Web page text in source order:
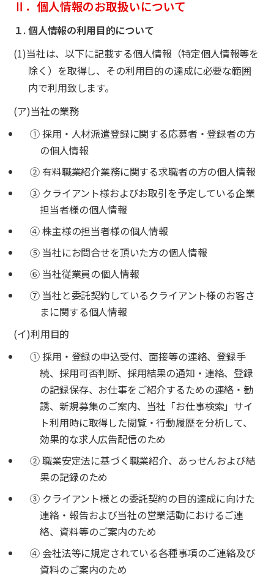
Ⅱ．個人情報のお取扱いについて
１. 個人情報の利用目的について
(1)当社は、以下に記載する個人情報（特定個人情報等を
除く）を取得し、その利用目的の達成に必要な範囲
内で利用致します。
(ア)当社の業務
① 採用・人材派遣登録に関する応募者・登録者の方
の個人情報
② 有料職業紹介業務に関する求職者の方の個人情報
③ クライアント様およびお取引を予定している企業
担当者様の個人情報
④ 株主様の担当者様の個人情報
⑤ 当社にお問合せを頂いた方の個人情報
⑥ 当社従業員の個人情報
⑦ 当社と委託契約しているクライアント様のお客さ
まに関する個人情報
(イ)利用目的
① 採用・登録の申込受付、面接等の連絡、登録手
続、採用可否判断、採用結果の通知・連絡、登録
の記録保存、お仕事をご紹介するための連絡・勧
誘、新規募集のご案内、当社「お仕事検索」サイ
ト利用時に取得した閲覧・行動履歴を分析して、
効果的な求人広告配信のため
② 職業安定法に基づく職業紹介、あっせんおよび結
果の記録のため
③ クライアント様との委託契約の目的達成に向けた
連絡・報告および当社の営業活動におけるご連
絡、資料等のご案内のため
④ 会社法等に規定されている各種事項のご連絡及び
資料のご案内のため